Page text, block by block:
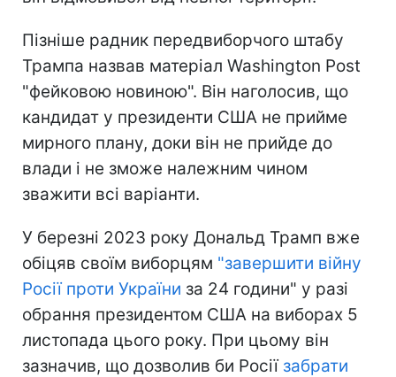
Пізніше радник передвиборчого штабу
Трампа назвав матеріал Washington Post
"фейковою новиною". Він наголосив, що
кандидат у президенти США не прийме
мирного плану, доки він не прийде до
влади і не зможе належним чином
зважити всі варіанти.
У березні 2023 року Дональд Трамп вже
обіцяв своїм виборцям "завершити війну
Росії проти України за 24 години" у разі
обрання президентом США на виборах 5
листопада цього року. При цьому він
зазначив, що дозволив би Росії забрати